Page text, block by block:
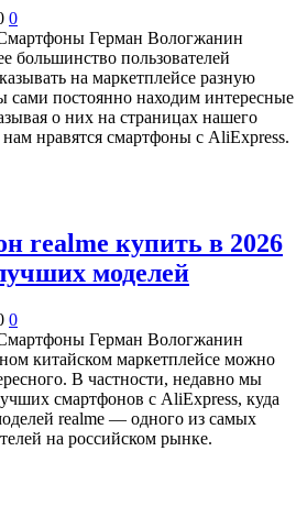
0
Герман Вологжанин
большинство пользователей
на маркетплейсе разную
сами постоянно находим интересные
о них на страницах нашего
нравятся смартфоны с AliExpress.
realme купить в 2026
моделей
0
Герман Вологжанин
китайском маркетплейсе можно
В частности, недавно мы
смартфонов с AliExpress, куда
realme — одного из самых
на российском рынке.